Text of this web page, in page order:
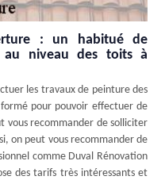
: un habitué de
niveau des toits à
les travaux de peinture des
pour pouvoir effectuer de
vous recommander de solliciter
on peut vous recommander de
comme Duval Rénovation
des tarifs très intéressants et